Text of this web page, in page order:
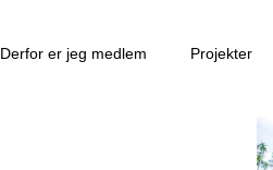
Derfor er jeg medlem Projekter